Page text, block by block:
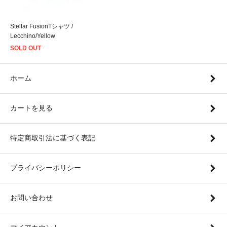
Stellar FusionTシャツ /
Lecchino/Yellow
SOLD OUT
ホーム
カートを見る
特定商取引法に基づく表記
プライバシーポリシー
お問い合わせ